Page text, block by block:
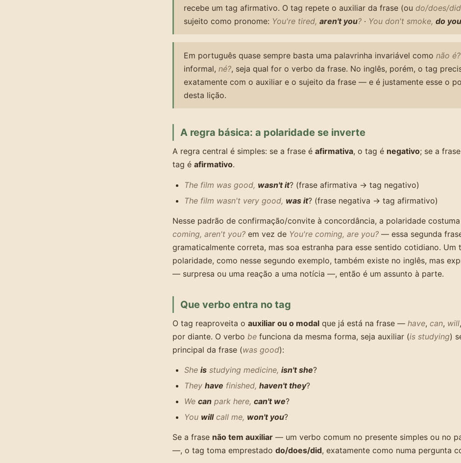
recebe um tag afirmativo. O tag repete o auxiliar da frase (ou do/does/did
sujeito como pronome: You're tired, aren't you? · You don't smoke, do you
Em português quase sempre basta uma palavrinha invariável como não é?
informal, né?, seja qual for o verbo da frase. No inglês, porém, o tag
exatamente com o auxiliar e o sujeito da frase — e é justamente esse o
desta lição.
A regra básica: a polaridade se inverte
A regra central é simples: se a frase é afirmativa, o tag é negativo; se a
tag é afirmativo.
The film was good, wasn't it? (frase afirmativa → tag negativo)
The film wasn't very good, was it? (frase negativa → tag afirmativo)
Nesse padrão de confirmação/convite à concordância, a polaridade costuma
coming, aren't you? em vez de You're coming, are you? — essa segunda
gramaticalmente correta, mas soa estranha para esse sentido cotidiano. Um
polaridade, como nesse segundo exemplo, também existe no inglês, mas
— surpresa ou uma reação a uma notícia —, então é um assunto à parte.
Que verbo entra no tag
O tag reaproveita o auxiliar ou o modal que já está na frase — have, can, will,
por diante. O verbo be funciona da mesma forma, seja auxiliar (is studying)
principal da frase (was good):
She is studying medicine, isn't she?
They have finished, haven't they?
We can park here, can't we?
You will call me, won't you?
Se a frase não tem auxiliar — um verbo comum no presente simples ou no
—, o tag toma emprestado do/does/did, exatamente como numa pergunta